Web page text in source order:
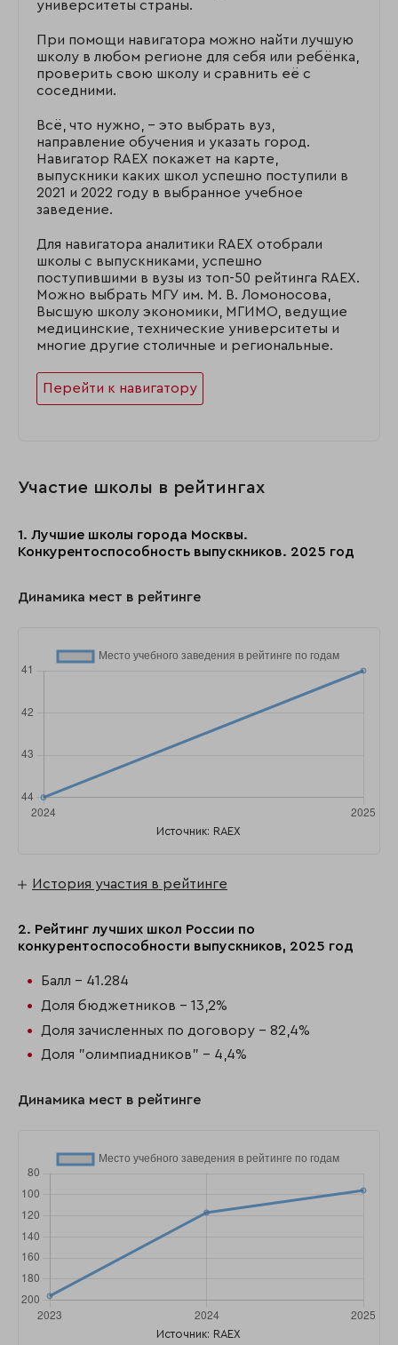
университеты страны.
При помощи навигатора можно найти лучшую
школу в любом регионе для себя или ребёнка,
проверить свою школу и сравнить её с
соседними.
Всё, что нужно, – это выбрать вуз,
направление обучения и указать город.
Навигатор RAEX покажет на карте,
выпускники каких школ успешно поступили в
2021 и 2022 году в выбранное учебное
заведение.
Для навигатора аналитики RAEX отобрали
школы с выпускниками, успешно
поступившими в вузы из топ-50 рейтинга RAEX.
Можно выбрать МГУ им. М. В. Ломоносова,
Высшую школу экономики, МГИМО, ведущие
медицинские, технические университеты и
многие другие столичные и региональные.
Перейти к навигатору
Участие школы в рейтингах
1. Лучшие школы города Москвы.
Конкурентоспособность выпускников. 2025 год
Динамика мест в рейтинге
Источник: RAEX
История участия в рейтинге
2. Рейтинг лучших школ России по
конкурентоспособности выпускников, 2025 год
Балл - 41.284
Доля бюджетников - 13,2%
Доля зачисленных по договору - 82,4%
Доля "олимпиадников" - 4,4%
Динамика мест в рейтинге
Источник: RAEX